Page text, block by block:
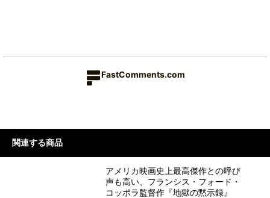
FastComments.com
関連する商品
アメリカ映画史上最高傑作との呼び
声も高い、フランシス・フォード・
コッポラ監督作『地獄の黙示録』